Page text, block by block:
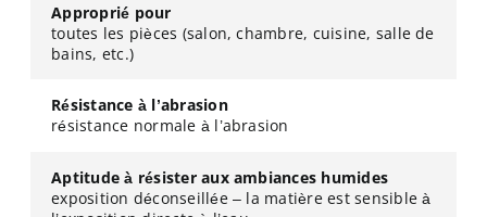
Approprié pour
toutes les pièces (salon, chambre, cuisine, salle de
bains, etc.)
Résistance à l’abrasion
résistance normale à l’abrasion
Aptitude à résister aux ambiances humides
exposition déconseillée – la matière est sensible à